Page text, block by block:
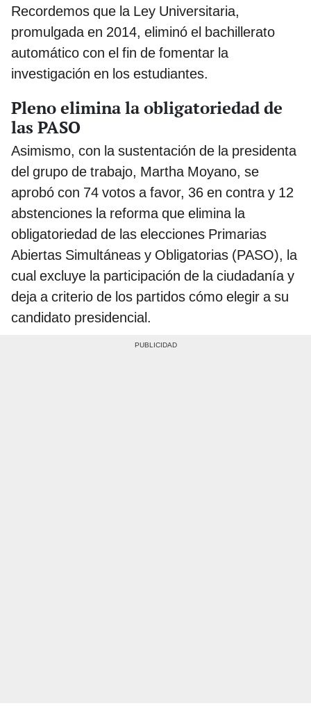
Recordemos que la Ley Universitaria,
promulgada en 2014, eliminó el bachillerato
automático con el fin de fomentar la
investigación en los estudiantes.
Pleno elimina la obligatoriedad de
las PASO
Asimismo, con la sustentación de la presidenta
del grupo de trabajo, Martha Moyano, se
aprobó con 74 votos a favor, 36 en contra y 12
abstenciones la reforma que elimina la
obligatoriedad de las elecciones Primarias
Abiertas Simultáneas y Obligatorias (PASO), la
cual excluye la participación de la ciudadanía y
deja a criterio de los partidos cómo elegir a su
candidato presidencial.